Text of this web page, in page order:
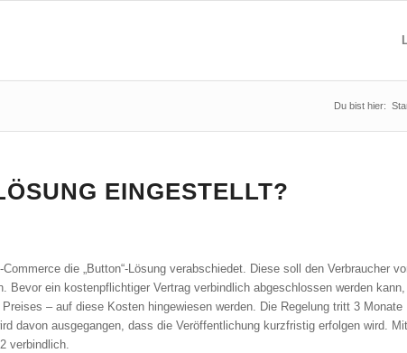
Du bist hier:
EINGESTELLT?
die „Button“-Lösung verabschiedet. Diese soll den Verbraucher
ein kostenpflichtiger Vertrag verbindlich abgeschlossen werden kann,
– auf diese Kosten hingewiesen werden. Die Regelung tritt 3 Monate
davon ausgegangen, dass die Veröffentlichung kurzfristig erfolgen wird. Mit
verbindlich.